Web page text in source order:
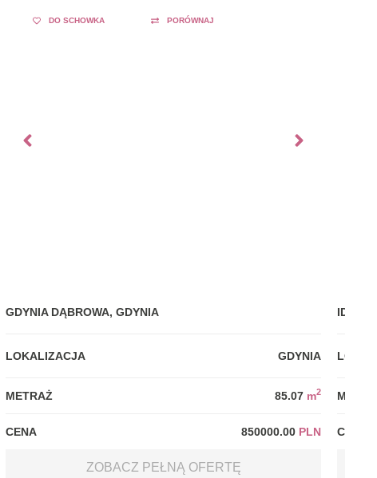
DO SCHOWKA PORÓWNAJ
GDYNIA DĄBROWA, GDYNIA
LOKALIZACJA GDYNIA
METRAŻ 85.07 m2
CENA 850000.00 PLN
ZOBACZ PEŁNĄ OFERTĘ
CENA